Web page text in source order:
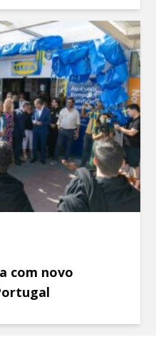
com novo